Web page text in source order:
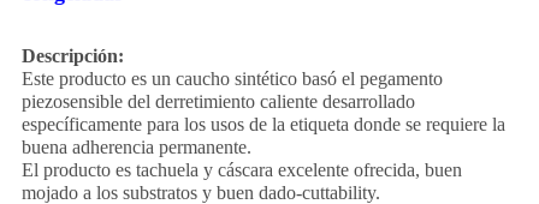
Descripción:
Este producto es un caucho sintético basó el pegamento
piezosensible del derretimiento caliente desarrollado
específicamente para los usos de la etiqueta donde se requiere la
buena adherencia permanente.
El producto es tachuela y cáscara excelente ofrecida, buen
mojado a los substratos y buen dado-cuttability.